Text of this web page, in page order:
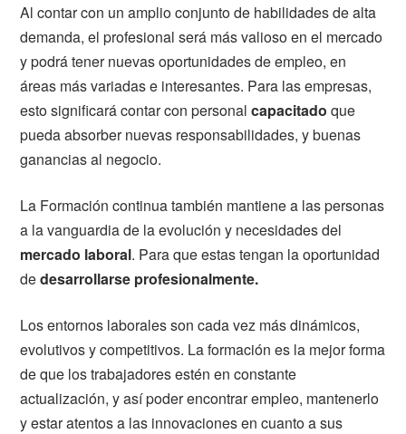
Al contar con un amplio conjunto de habilidades de alta
demanda, el profesional será más valioso en el mercado
y podrá tener nuevas oportunidades de empleo, en
áreas más variadas e interesantes. Para las empresas,
esto significará contar con personalcapacitado que
pueda absorber nuevas responsabilidades, y buenas
ganancias al negocio.
La Formación continua también mantiene a las personas
a la vanguardia de la evolución y necesidades del
mercado laboral. Para que estas tengan la oportunidad
dedesarrollarse profesionalmente.
Los entornos laborales son cada vez más dinámicos,
evolutivos y competitivos. La formación es la mejor forma
de que los trabajadores estén en constante
actualización, y así poder encontrar empleo, mantenerlo
y estar atentos a las innovaciones en cuanto a sus